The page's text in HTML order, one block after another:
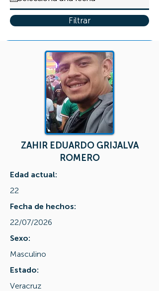
Filtrar
ZAHIR EDUARDO GRIJALVA
ROMERO
Edad actual:
22
Fecha de hechos:
22/07/2026
Sexo:
Masculino
Estado:
Veracruz